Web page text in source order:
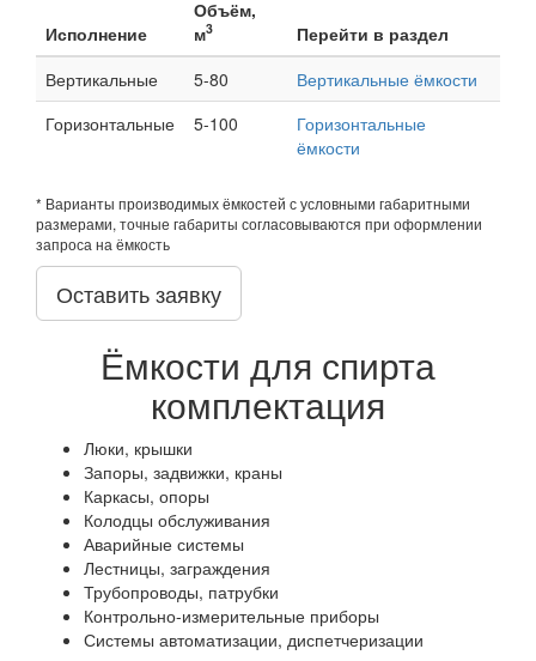
Исполнение
Объём,
м3
Перейти в раздел
Вертикальные
5-80
Вертикальные ёмкости
Горизонтальные
5-100
Горизонтальные
ёмкости
* Варианты производимых ёмкостей с условными габаритными
размерами, точные габариты согласовываются при оформлении
запроса на ёмкость
Оставить заявку
Ёмкости для спирта
комплектация
Люки, крышки
Запоры, задвижки, краны
Каркасы, опоры
Колодцы обслуживания
Аварийные системы
Лестницы, заграждения
Трубопроводы, патрубки
Контрольно-измерительные приборы
Системы автоматизации, диспетчеризации